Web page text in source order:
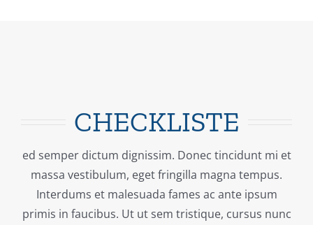
CHECKLISTE
ed semper dictum dignissim. Donec tincidunt mi et
massa vestibulum, eget fringilla magna tempus.
Interdums et malesuada fames ac ante ipsum
primis in faucibus. Ut ut sem tristique, cursus nunc